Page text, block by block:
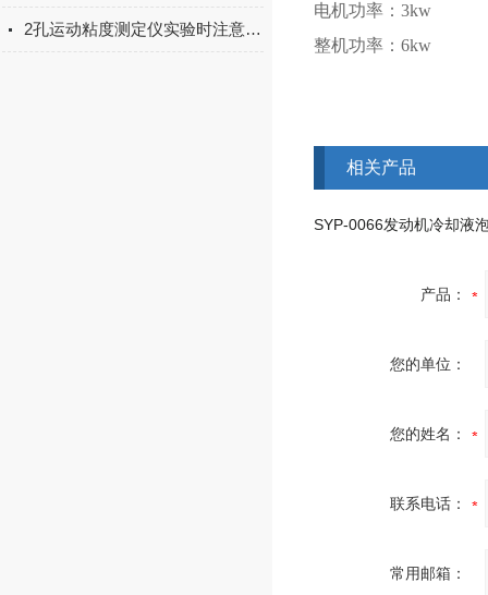
2孔运动粘度测定仪实验时注意事项
电机功率：3kw
整机功率：6kw
相关产品
产品：
您的单位：
您的姓名：
联系电话：
常用邮箱：